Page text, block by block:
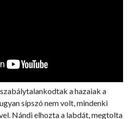
a hazaiak a
sípszó nem volt, mindenki
Nándi elhozta a labdát, megtolta